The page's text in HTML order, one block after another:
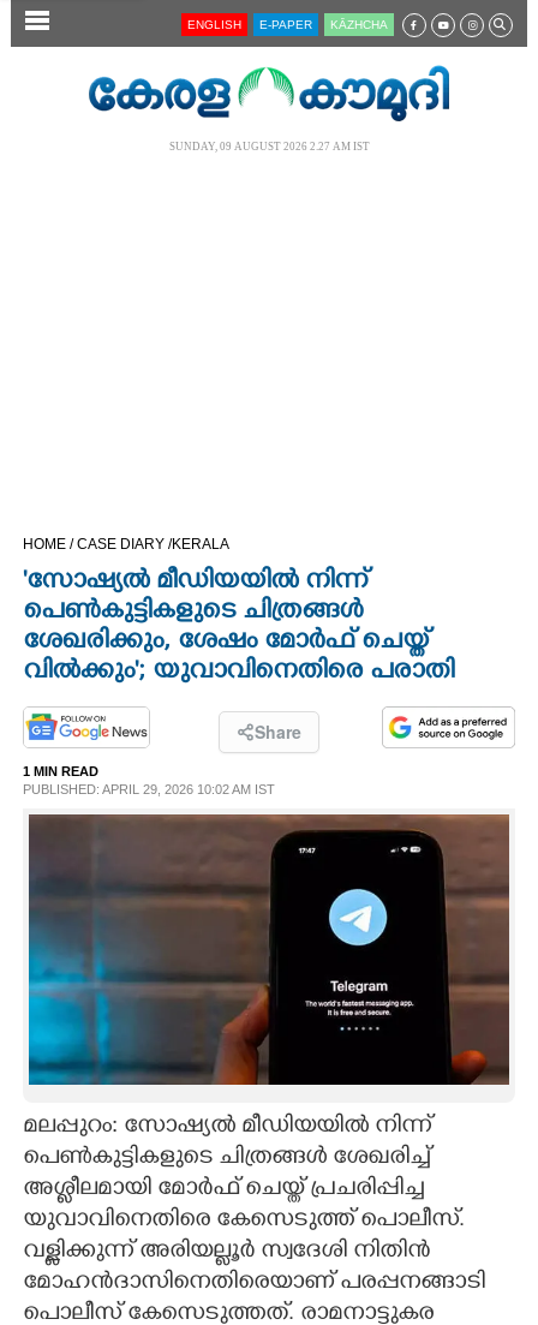
SECTIONS
OPINION
LIFESTYLE
ART
ASTRO
CARTOONS
LITERATURE
ZOOM
ENGLISH E-PAPER KĀZHCHA
SUNDAY, 09 AUGUST 2026 2.27 AM IST
HOME /CASE DIARY /KERALA
'സോഷ്യൽ മീഡിയയിൽ നിന്ന്
പെൺകുട്ടികളുടെ ചിത്രങ്ങൾ
ശേഖരിക്കും, ശേഷം മോർഫ് ചെയ്ത്
വിൽക്കും'; യുവാവിനെതിരെ പരാതി
Share
1 MIN READ
PUBLISHED: APRIL 29, 2026 10:02 AM IST
മലപ്പുറം: സോഷ്യൽ മീഡിയയിൽ നിന്ന്
പെൺകുട്ടികളുടെ ചിത്രങ്ങൾ ശേഖരിച്ച്
അശ്ലീലമായി മോർഫ് ചെയ്ത് പ്രചരിപ്പിച്ച
യുവാവിനെതിരെ കേസെടുത്ത് പൊലീസ്.
വള്ളിക്കുന്ന് അരിയല്ലൂർ സ്വദേശി നിതിൻ
മോഹൻദാസിനെതിരെയാണ് പരപ്പനങ്ങാടി
പൊലീസ് കേസെടുത്തത്. രാമനാട്ടുകര